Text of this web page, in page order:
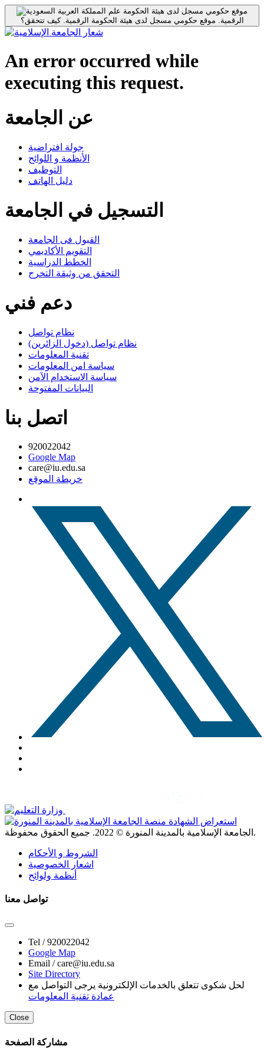
موقع حكومي مسجل لدى هيئة الحكومة
الرقمية. موقع حكومي مسجل لدى هيئة الحكومة الرقمية.كيف تتحقق؟
An error occurred while
executing this request.
عن الجامعة
جولة افتراضية
الأنظمة و اللوائح
التوظيف
دليل الهاتف
التسجيل في الجامعة
القبول فى الجامعة
التقويم الأكاديمي
الخطط الدراسية
التحقق من وثيقة التخرج
دعم فني
نظام تواصل
نظام تواصل (دخول الزائرين)
تقنية المعلومات
سياسة امن المعلومات
سياسة الاستخدام الآمن
البيانات المفتوحة
اتصل بنا
920022042
Google Map
care@iu.edu.sa
خريطة الموقع
الجامعة الإسلامية بالمدينة المنورة © 2022 . جميع الحقوق محفوظة.
الشروط و الأحكام
اشعار الخصوصية
أنظمة ولوائح
تواصل معنا
Tel /920022042
Google Map
Email /care@iu.edu.sa
Site Directory
لحل شكوى تتعلق بالخدمات الإلكترونية يرجى التواصل مع
عمادة تقنية المعلومات
Close
مشاركة الصفحة